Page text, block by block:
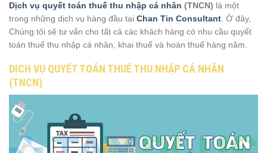
Dịch vụ quyết toán thuế thu nhập cá nhân (TNCN) là một
trong những dịch vụ hàng đầu tại Chan Tin Consultant . Ở đây,
Chúng tôi sẽ tư vấn cho tất cả các khách hàng có nhu cầu quyết
toán thuế thu nhập cá nhân, khai thuế và hoàn thuế hàng năm.
DỊCH VỤ QUYẾT TOÁN THUẾ THU NHẬP CÁ NHÂN
(TNCN)